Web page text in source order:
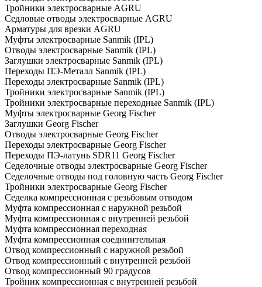
Тройники электросварные AGRU
Седловые отводы электросварные AGRU
Арматуры для врезки AGRU
Муфты электросварные Sanmik (IPL)
Отводы электросварные Sanmik (IPL)
Заглушки электросварные Sanmik (IPL)
Переходы ПЭ-Металл Sanmik (IPL)
Переходы электросварные Sanmik (IPL)
Тройники электросварные Sanmik (IPL)
Тройники электросварные переходные Sanmik (IPL)
Муфты электросварные Georg Fischer
Заглушки Georg Fischer
Отводы электросварные Georg Fischer
Переходы электросварные Georg Fischer
Переходы ПЭ-латунь SDR11 Georg Fischer
Седелочные отводы электросварные Georg Fischer
Седелочные отводы под головную часть Georg Fischer
Тройники электросварные Georg Fischer
Седелка компрессионная с резьбовым отводом
Муфта компрессионная с наружной резьбой
Муфта компрессионная с внутренней резьбой
Муфта компрессионная переходная
Муфта компрессионная соединительная
Отвод компрессионный с наружной резьбой
Отвод компрессионный с внутренней резьбой
Отвод компрессионный 90 градусов
Тройник компрессионная с внутренней резьбой